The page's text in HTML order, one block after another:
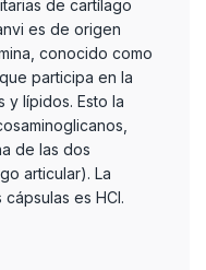
de cartílago
es de origen
conocido como
participa en la
y lípidos. Esto la
de las dos
articular). La
es HCl.